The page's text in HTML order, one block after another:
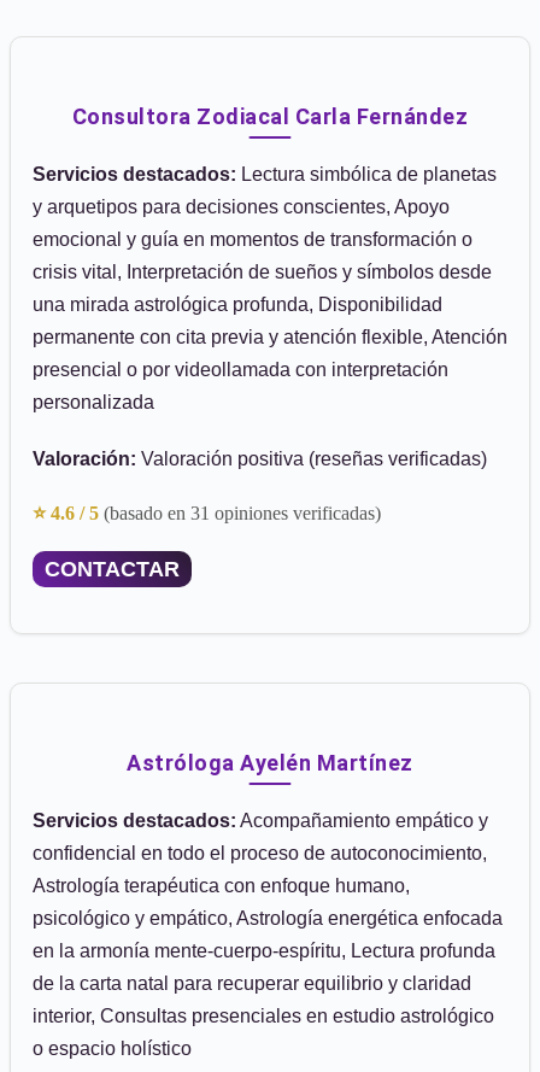
Consultora Zodiacal Carla Fernández
Servicios destacados: Lectura simbólica de planetas
y arquetipos para decisiones conscientes, Apoyo
emocional y guía en momentos de transformación o
crisis vital, Interpretación de sueños y símbolos desde
una mirada astrológica profunda, Disponibilidad
permanente con cita previa y atención flexible, Atención
presencial o por videollamada con interpretación
personalizada
Valoración: Valoración positiva (reseñas verificadas)
⭐ 4.6 / 5 (basado en 31 opiniones verificadas)
CONTACTAR
Astróloga Ayelén Martínez
Servicios destacados: Acompañamiento empático y
confidencial en todo el proceso de autoconocimiento,
Astrología terapéutica con enfoque humano,
psicológico y empático, Astrología energética enfocada
en la armonía mente-cuerpo-espíritu, Lectura profunda
de la carta natal para recuperar equilibrio y claridad
interior, Consultas presenciales en estudio astrológico
o espacio holístico